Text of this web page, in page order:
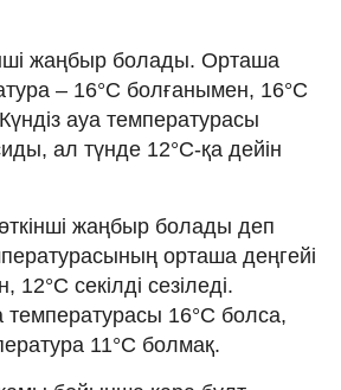
жаңбыр болады. Орташа
– 16°C болғанымен, 16°C
Күндіз ауа температурасы
ал түнде 12°C-қа дейін
жаңбыр болады деп
орташа деңгейі
секілді сезіледі.
16°C болса,
11°C болмақ.